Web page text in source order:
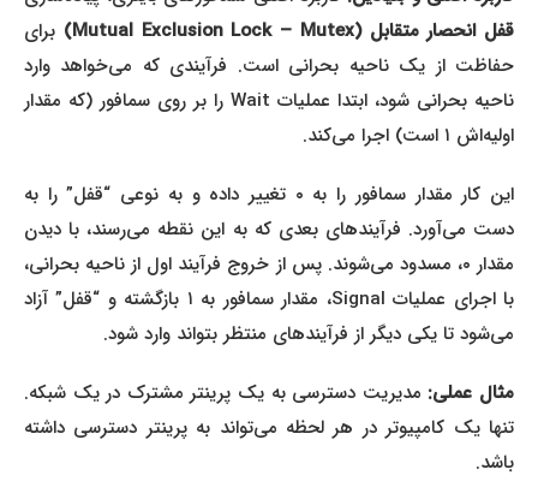
قفل انحصار متقابل (Mutual Exclusion Lock – Mutex)
برای
حفاظت از یک ناحیه بحرانی است. فرآیندی که می‌خواهد وارد
ناحیه بحرانی شود، ابتدا عملیات Wait را بر روی سمافور (که مقدار
اولیه‌اش ۱ است) اجرا می‌کند.
این کار مقدار سمافور را به ۰ تغییر داده و به نوعی “قفل” را به
دست می‌آورد. فرآیندهای بعدی که به این نقطه می‌رسند، با دیدن
مقدار ۰، مسدود می‌شوند. پس از خروج فرآیند اول از ناحیه بحرانی،
با اجرای عملیات Signal، مقدار سمافور به ۱ بازگشته و “قفل” آزاد
می‌شود تا یکی دیگر از فرآیندهای منتظر بتواند وارد شود.
مثال عملی:مدیریت دسترسی به یک پرینتر مشترک در یک شبکه.
تنها یک کامپیوتر در هر لحظه می‌تواند به پرینتر دسترسی داشته
باشد.